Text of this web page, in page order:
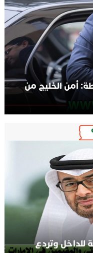
أمن الخليج من
وتردع